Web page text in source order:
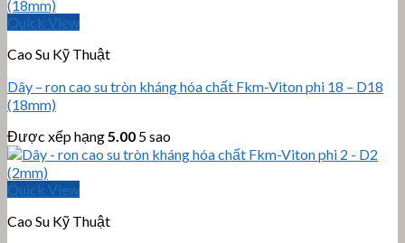
Quick View
Cao Su Kỹ Thuật
Dây – ron cao su tròn kháng hóa chất Fkm-Viton phi 18 – D18
(18mm)
Được xếp hạng5.00 5 sao
Quick View
Cao Su Kỹ Thuật